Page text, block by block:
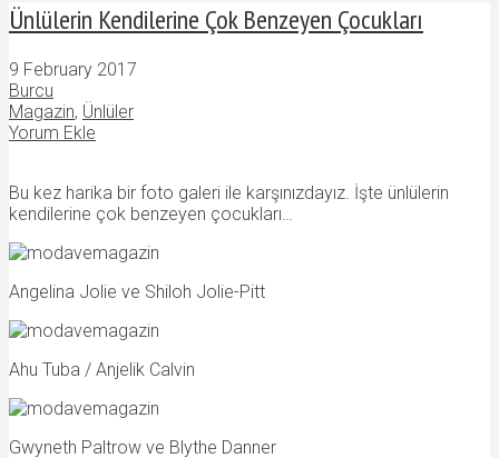
Ünlülerin Kendilerine Çok Benzeyen Çocukları
9 February 2017
Burcu
Magazin, Ünlüler
Yorum Ekle
Bu kez harika bir foto galeri ile karşınızdayız. İşte ünlülerin
kendilerine çok benzeyen çocukları…
Angelina Jolie ve Shiloh Jolie-Pitt
Ahu Tuba / Anjelik Calvin
Gwyneth Paltrow ve Blythe Danner